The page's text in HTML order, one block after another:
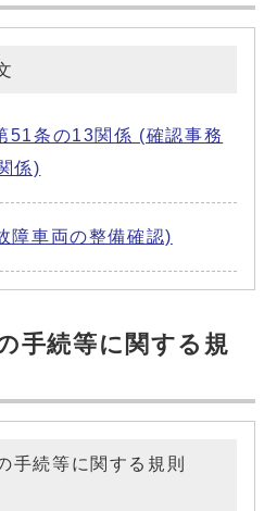
51条の13関係 (確認事務
係)
障車両の整備確認)
手続等に関する規
手続等に関する規則